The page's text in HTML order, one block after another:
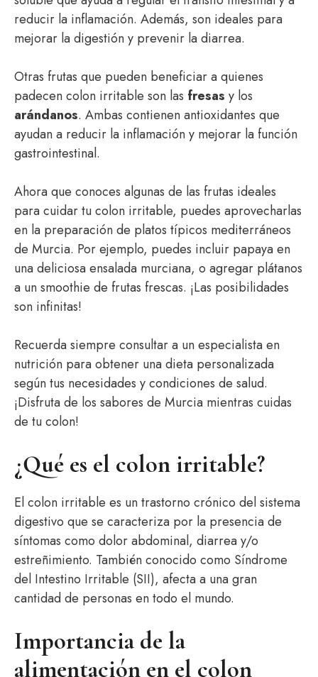
reducir la inflamación. Además, son ideales para
mejorar la digestión y prevenir la diarrea.
Otras frutas que pueden beneficiar a quienes
padecen colon irritable son las fresas y los
arándanos. Ambas contienen antioxidantes que
ayudan a reducir la inflamación y mejorar la función
gastrointestinal.
Ahora que conoces algunas de las frutas ideales
para cuidar tu colon irritable, puedes aprovecharlas
en la preparación de platos típicos mediterráneos
de Murcia. Por ejemplo, puedes incluir papaya en
una deliciosa ensalada murciana, o agregar plátanos
a un smoothie de frutas frescas. ¡Las posibilidades
son infinitas!
Recuerda siempre consultar a un especialista en
nutrición para obtener una dieta personalizada
según tus necesidades y condiciones de salud.
¡Disfruta de los sabores de Murcia mientras cuidas
de tu colon!
¿Qué es el colon irritable?
El colon irritable es un trastorno crónico del sistema
digestivo que se caracteriza por la presencia de
síntomas como dolor abdominal, diarrea y/o
estreñimiento. También conocido como Síndrome
del Intestino Irritable (SII), afecta a una gran
cantidad de personas en todo el mundo.
Importancia de la
alimentación en el colon